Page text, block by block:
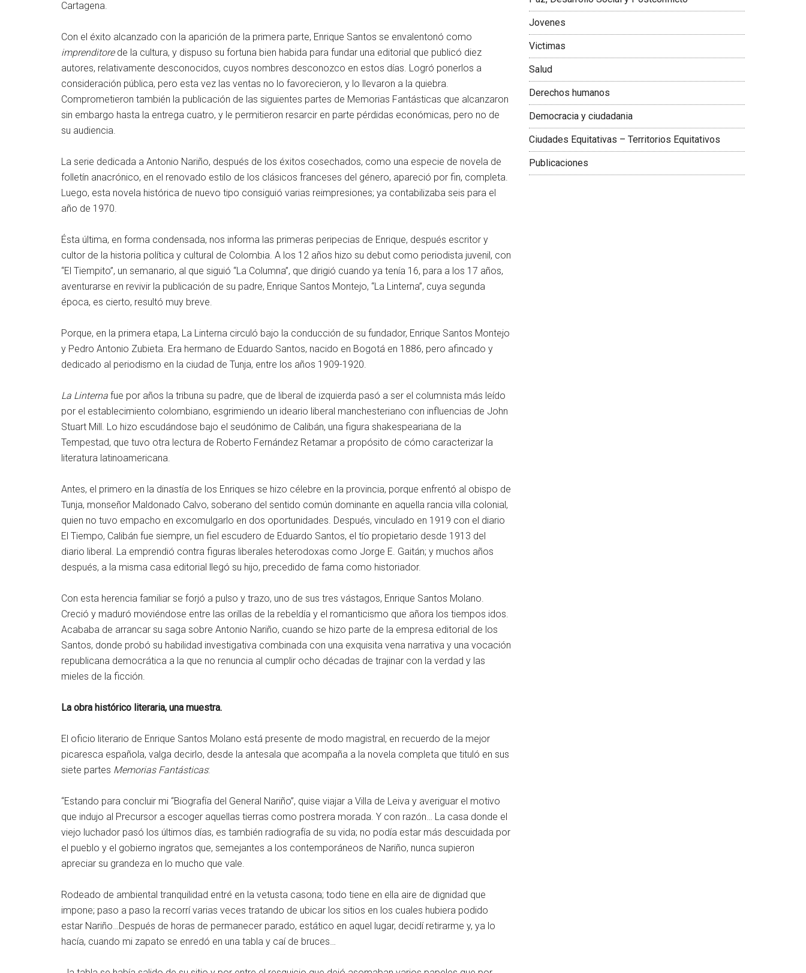
Cartagena.
Con el éxito alcanzado con la aparición de la primera parte, Enrique Santos se envalentonó como
imprenditorede la cultura, y dispuso su fortuna bien habida para fundar una editorial que publicó diez
autores, relativamente desconocidos, cuyos nombres desconozco en estos días. Logró ponerlos a
consideración pública, pero esta vez las ventas no lo favorecieron, y lo llevaron a la quiebra.
Comprometieron también la publicación de las siguientes partes de Memorias Fantásticas que alcanzaron
sin embargo hasta la entrega cuatro, y le permitieron resarcir en parte pérdidas económicas, pero no de
su audiencia.
La serie dedicada a Antonio Nariño, después de los éxitos cosechados, como una especie de novela de
folletín anacrónico, en el renovado estilo de los clásicos franceses del género, apareció por fin, completa.
Luego, esta novela histórica de nuevo tipo consiguió varias reimpresiones; ya contabilizaba seis para el
año de 1970.
Ésta última, en forma condensada, nos informa las primeras peripecias de Enrique, después escritor y
cultor de la historia política y cultural de Colombia. A los 12 años hizo su debut como periodista juvenil, con
“El Tiempito”, un semanario, al que siguió “La Columna”, que dirigió cuando ya tenía 16, para a los 17 años,
aventurarse en revivir la publicación de su padre, Enrique Santos Montejo, “La Linterna”, cuya segunda
época, es cierto, resultó muy breve.
Porque, en la primera etapa, La Linterna circuló bajo la conducción de su fundador, Enrique Santos Montejo
y Pedro Antonio Zubieta. Era hermano de Eduardo Santos, nacido en Bogotá en 1886, pero afincado y
dedicado al periodismo en la ciudad de Tunja, entre los años 1909-1920.
La Linterna fue por años la tribuna su padre, que de liberal de izquierda pasó a ser el columnista más leído
por el establecimiento colombiano, esgrimiendo un ideario liberal manchesteriano con influencias de John
Stuart Mill. Lo hizo escudándose bajo el seudónimo de Calibán, una figura shakespeariana de la
Tempestad, que tuvo otra lectura de Roberto Fernández Retamar a propósito de cómo caracterizar la
literatura latinoamericana.
Antes, el primero en la dinastía de los Enriques se hizo célebre en la provincia, porque enfrentó al obispo de
Tunja, monseñor Maldonado Calvo, soberano del sentido común dominante en aquella rancia villa colonial,
quien no tuvo empacho en excomulgarlo en dos oportunidades. Después, vinculado en 1919 con el diario
El Tiempo, Calibán fue siempre, un fiel escudero de Eduardo Santos, el tío propietario desde 1913 del
diario liberal. La emprendió contra figuras liberales heterodoxas como Jorge E. Gaitán; y muchos años
después, a la misma casa editorial llegó su hijo, precedido de fama como historiador.
Con esta herencia familiar se forjó a pulso y trazo, uno de sus tres vástagos, Enrique Santos Molano.
Creció y maduró moviéndose entre las orillas de la rebeldía y el romanticismo que añora los tiempos idos.
Acababa de arrancar su saga sobre Antonio Nariño, cuando se hizo parte de la empresa editorial de los
Santos, donde probó su habilidad investigativa combinada con una exquisita vena narrativa y una vocación
republicana democrática a la que no renuncia al cumplir ocho décadas de trajinar con la verdad y las
mieles de la ficción.
La obra histórico literaria, una muestra.
El oficio literario de Enrique Santos Molano está presente de modo magistral, en recuerdo de la mejor
picaresca española, valga decirlo, desde la antesala que acompaña a la novela completa que tituló en sus
siete partes Memorias Fantásticas:
“Estando para concluir mi “Biografía del General Nariño”, quise viajar a Villa de Leiva y averiguar el motivo
que indujo al Precursor a escoger aquellas tierras como postrera morada. Y con razón… La casa donde el
viejo luchador pasó los últimos días, es también radiografía de su vida; no podía estar más descuidada por
el pueblo y el gobierno ingratos que, semejantes a los contemporáneos de Nariño, nunca supieron
apreciar su grandeza en lo mucho que vale.
Rodeado de ambiental tranquilidad entré en la vetusta casona; todo tiene en ella aire de dignidad que
impone; paso a paso la recorrí varias veces tratando de ubicar los sitios en los cuales hubiera podido
estar Nariño…Después de horas de permanecer parado, estático en aquel lugar, decidí retirarme y, ya lo
hacía, cuando mi zapato se enredó en una tabla y caí de bruces…
Jovenes
Victimas
Salud
Derechos humanos
Democracia y ciudadania
Ciudades Equitativas – Territorios Equitativos
Publicaciones